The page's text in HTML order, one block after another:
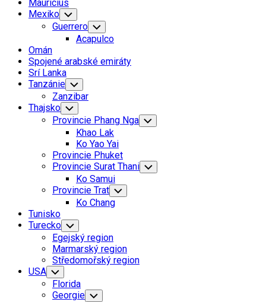
Mauricius
Mexiko Toggle
Child
Menu
Guerrero Toggle
Child
Menu
Acapulco
Omán
Spojené arabské emiráty
Srí Lanka
Tanzánie Toggle
Child
Menu
Zanzibar
Thajsko Toggle
Child
Menu
Provincie Phang Nga Toggle
Child
Khao Lak
Ko Yao Yai
Provincie Phuket
Provincie Surat Thani Toggle
Child
Ko Samui
Provincie Trat Toggle
Child
Menu
Ko Chang
Tunisko
Turecko Toggle
Child
Menu
Egejský region
Marmarský region
Středomořský region
USA Toggle
Child
Menu
Florida
Georgie Toggle